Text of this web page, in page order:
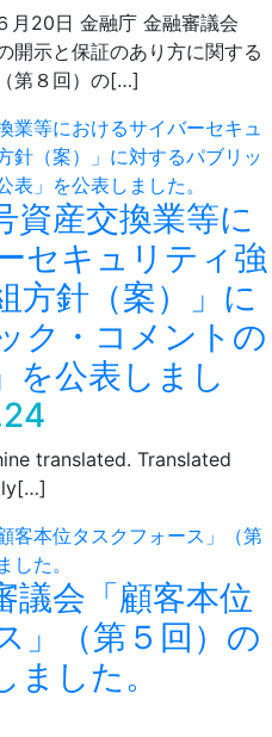
月20日 金融庁 金融審議会
開示と保証のあり方に関する
第８回）の[…]
資産交換業等に
セキュリティ強
方針（案）」に
ク・コメントの
を公表しまし
translated. Translated
議会「顧客本位
」（第５回）の
ました。